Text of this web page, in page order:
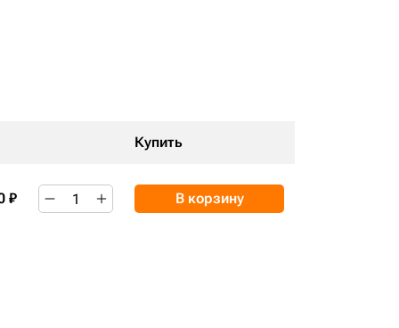
Купить
₽ В корзину